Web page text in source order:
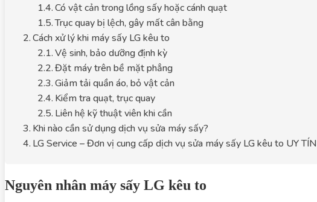
Có vật cản trong lồng sấy hoặc cánh quạt
Trục quay bị lệch, gây mất cân bằng
Cách xử lý khi máy sấy LG kêu to
Vệ sinh, bảo dưỡng định kỳ
Đặt máy trên bề mặt phẳng
Giảm tải quần áo, bỏ vật cản
Kiểm tra quạt, trục quay
Liên hệ kỹ thuật viên khi cần
Khi nào cần sử dụng dịch vụ sửa máy sấy?
LG Service – Đơn vị cung cấp dịch vụ sửa máy sấy LG kêu to UY TÍN
Nguyên nhân máy sấy LG kêu to